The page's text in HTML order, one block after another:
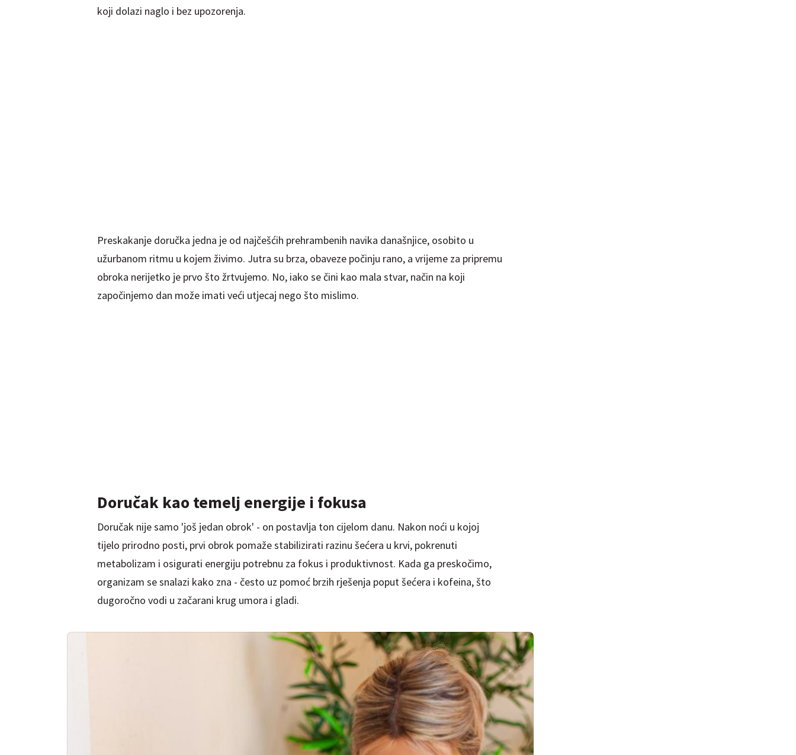
koji dolazi naglo i bez upozorenja.
Preskakanje doručka jedna je od najčešćih prehrambenih navika današnjice, osobito u
užurbanom ritmu u kojem živimo. Jutra su brza, obaveze počinju rano, a vrijeme za pripremu
obroka nerijetko je prvo što žrtvujemo. No, iako se čini kao mala stvar, način na koji
započinjemo dan može imati veći utjecaj nego što mislimo.
Doručak kao temelj energije i fokusa
Doručak nije samo 'još jedan obrok' - on postavlja ton cijelom danu. Nakon noći u kojoj
tijelo prirodno posti, prvi obrok pomaže stabilizirati razinu šećera u krvi, pokrenuti
metabolizam i osigurati energiju potrebnu za fokus i produktivnost. Kada ga preskočimo,
organizam se snalazi kako zna - često uz pomoć brzih rješenja poput šećera i kofeina, što
dugoročno vodi u začarani krug umora i gladi.